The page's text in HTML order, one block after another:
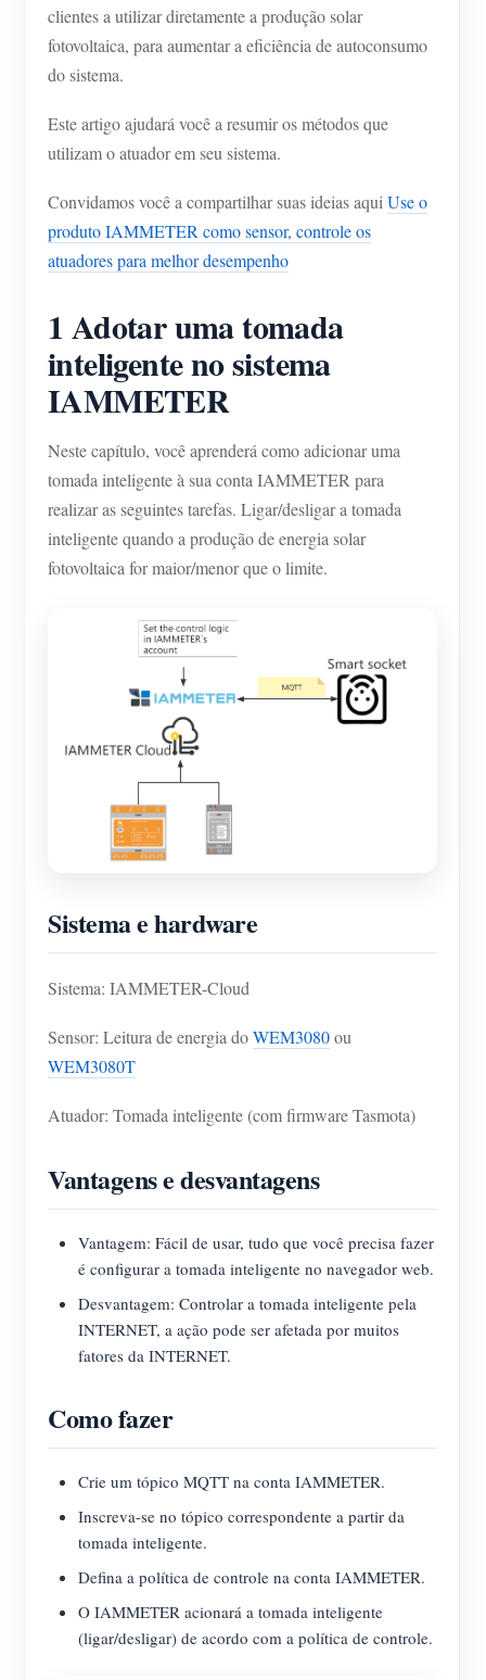
clientes a utilizar diretamente a produção solar
fotovoltaica, para aumentar a eficiência de autoconsumo
do sistema.
Este artigo ajudará você a resumir os métodos que
utilizam o atuador em seu sistema.
Convidamos você a compartilhar suas ideias aquiUse o
produto IAMMETER como sensor, controle os
atuadores para melhor desempenho
1 Adotar uma tomada
inteligente no sistema
IAMMETER
Neste capítulo, você aprenderá como adicionar uma
tomada inteligente à sua conta IAMMETER para
realizar as seguintes tarefas. Ligar/desligar a tomada
inteligente quando a produção de energia solar
fotovoltaica for maior/menor que o limite.
Sistema e hardware
Sistema: IAMMETER-Cloud
Sensor: Leitura de energia doWEM3080ou
WEM3080T
Atuador: Tomada inteligente (com firmware Tasmota)
Vantagens e desvantagens
Vantagem: Fácil de usar, tudo que você precisa fazer
é configurar a tomada inteligente no navegador web.
Desvantagem: Controlar a tomada inteligente pela
INTERNET, a ação pode ser afetada por muitos
fatores da INTERNET.
Como fazer
Crie um tópico MQTT na conta IAMMETER.
Inscreva-se no tópico correspondente a partir da
tomada inteligente.
Defina a política de controle na conta IAMMETER.
O IAMMETER acionará a tomada inteligente
(ligar/desligar) de acordo com a política de controle.